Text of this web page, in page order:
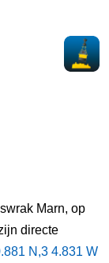
Marn, op
directe
N,3 4.831 W